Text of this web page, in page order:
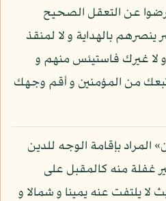
عن التعقل الصحيح
ينصرهم بالهداية و لا لمنقذ
لا غيرك فاستيئس منهم و
من المؤمنين و أقم وجهك
بإقامة الوجه للدين
غفلة منه كالمقبل على
يلتفت عنه يمينا و شمالا و